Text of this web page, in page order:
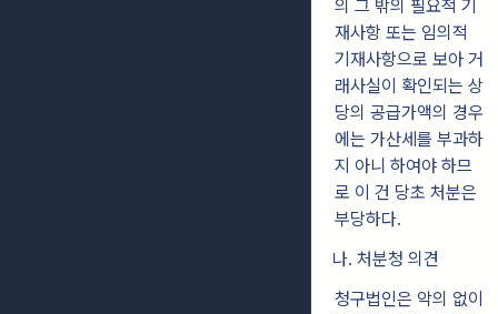
의 그 밖의 필요적 기
재사항 또는 임의적
기재사항으로 보아 거
래사실이 확인되는 상
당의 공급가액의 경우
에는 가산세를 부과하
지 아니 하여야 하므
로 이 건 당초 처분은
부당하다.
나. 처분청 의견
청구법인은 악의 없이